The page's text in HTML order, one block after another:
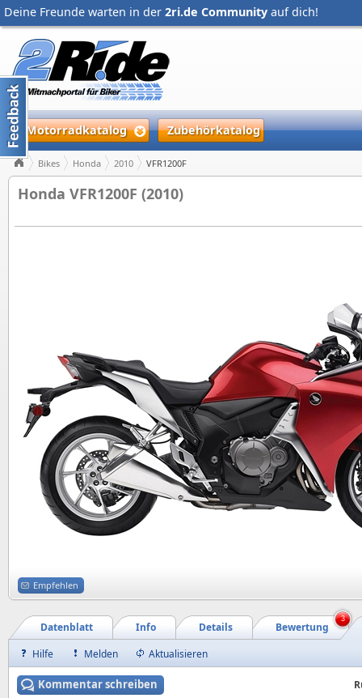
Deine Freunde warten in der 2ri.de Community auf dich!
Motorradkatalog Zubehörkatalog
Bikes Honda 2010 VFR1200F
Honda VFR1200F (2010)
Empfehlen
Bewertung
Details
Info
Datenblatt
3
Hilfe Melden Aktualisieren
Kommentar schreiben